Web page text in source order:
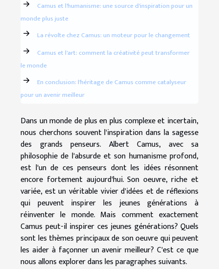
Camus et l'humanisme: une source d'inspiration pour un
monde plus juste
La révolte chez Camus: un moteur pour le changement
Camus et l'art: comment la créativité peut transformer
le monde
En conclusion: l'héritage de Camus comme catalyseur
pour un avenir meilleur
Dans un monde de plus en plus complexe et incertain,
nous cherchons souvent l'inspiration dans la sagesse
des grands penseurs. Albert Camus, avec sa
philosophie de l'absurde et son humanisme profond,
est l'un de ces penseurs dont les idées résonnent
encore fortement aujourd'hui. Son oeuvre, riche et
variée, est un véritable vivier d'idées et de réflexions
qui peuvent inspirer les jeunes générations à
réinventer le monde. Mais comment exactement
Camus peut-il inspirer ces jeunes générations? Quels
sont les thèmes principaux de son oeuvre qui peuvent
les aider à façonner un avenir meilleur? C'est ce que
nous allons explorer dans les paragraphes suivants.